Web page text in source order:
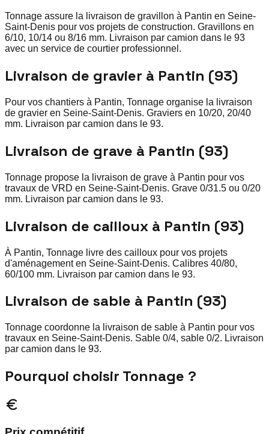
Tonnage assure la livraison de gravillon à Pantin en Seine-
Saint-Denis pour vos projets de construction. Gravillons en
6/10, 10/14 ou 8/16 mm. Livraison par camion dans le 93
avec un service de courtier professionnel.
Livraison de gravier à Pantin (93)
Pour vos chantiers à Pantin, Tonnage organise la livraison
de gravier en Seine-Saint-Denis. Graviers en 10/20, 20/40
mm. Livraison par camion dans le 93.
Livraison de grave à Pantin (93)
Tonnage propose la livraison de grave à Pantin pour vos
travaux de VRD en Seine-Saint-Denis. Grave 0/31.5 ou 0/20
mm. Livraison par camion dans le 93.
Livraison de cailloux à Pantin (93)
À Pantin, Tonnage livre des cailloux pour vos projets
d'aménagement en Seine-Saint-Denis. Calibres 40/80,
60/100 mm. Livraison par camion dans le 93.
Livraison de sable à Pantin (93)
Tonnage coordonne la livraison de sable à Pantin pour vos
travaux en Seine-Saint-Denis. Sable 0/4, sable 0/2. Livraison
par camion dans le 93.
Pourquoi choisir Tonnage ?